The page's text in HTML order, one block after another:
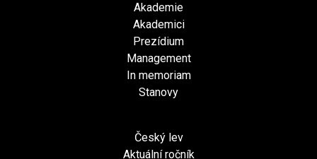
Akademie
Akademici
Prezídium
Management
In memoriam
Stanovy
Český lev
Aktuální ročník